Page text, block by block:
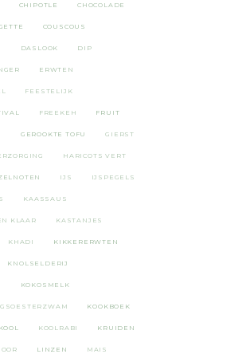
CHIPOTLE CHOCOLADE
COUSCOUS
DASLOOK DIP
ERWTEN
FEESTELIJK
FREEKEH FRUIT
GEROOKTE TOFU GIERST
HARICOTS VERT
IJS IJSPEGELS
KAASSAUS
KLAAR KASTANJES
KHADI KIKKERERWTEN
KNOLSELDERIJ
KOKOSMELK
KOOKBOEK
KOOL KOOLRABI KRUIDEN
LINZEN MAIS